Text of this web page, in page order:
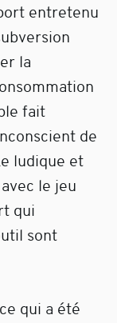
entretenu
la
fait
de
ludique et
le jeu
qui
sont
qui a été